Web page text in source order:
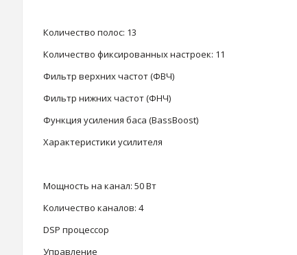
Количество полос: 13
Количество фиксированных настроек: 11
Фильтр верхних частот (ФВЧ)
Фильтр нижних частот (ФНЧ)
Функция усиления баса (BassBoost)
Характеристики усилителя
Мощность на канал: 50 Вт
Количество каналов: 4
DSP процессор
Управление